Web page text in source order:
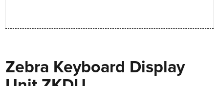
Zebra Keyboard Display